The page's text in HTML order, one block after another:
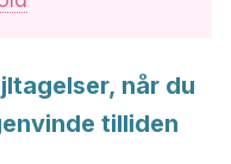
når du
tilliden